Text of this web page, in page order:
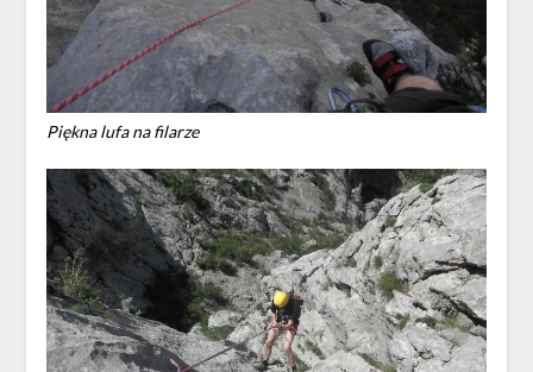
Piękna lufa na filarze